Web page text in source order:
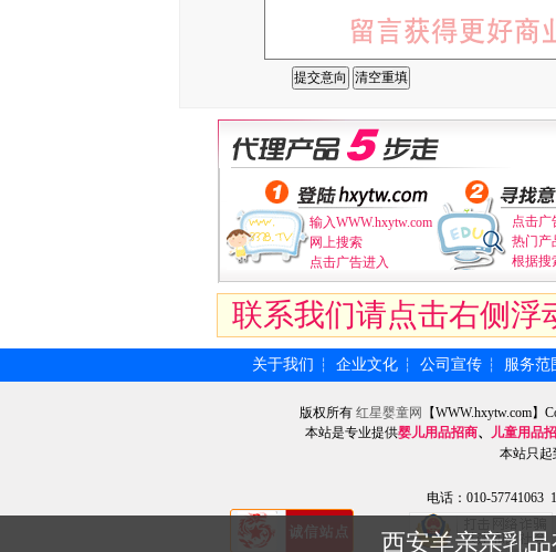
输入WWW.hxytw.com
网上搜索
点击广告进入
点击广
热门产
根据搜
联系我们请点击右侧浮
关于我们 ┆ 企业文化 ┆ 公司宣传 ┆ 服务范
版权所有 红星婴童网 【WWW.hxytw.com
本站是专业提供婴儿用品招商、 儿童用品
本站只起
电话：010-57741063
西安羊亲亲乳